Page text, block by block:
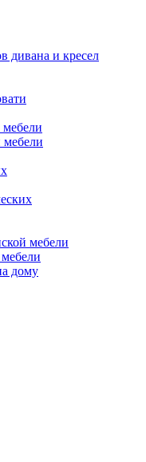
дивана и кресел
мебели
дому